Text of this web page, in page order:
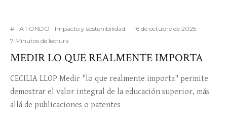
# A FONDO Impacto y sostenibilidad · 16 de octubre de 2025 ·
7 Minutos de lectura
MEDIR LO QUE REALMENTE IMPORTA
CECILIA LLOP Medir "lo que realmente importa" permite
demostrar el valor integral de la educación superior, más
allá de publicaciones o patentes